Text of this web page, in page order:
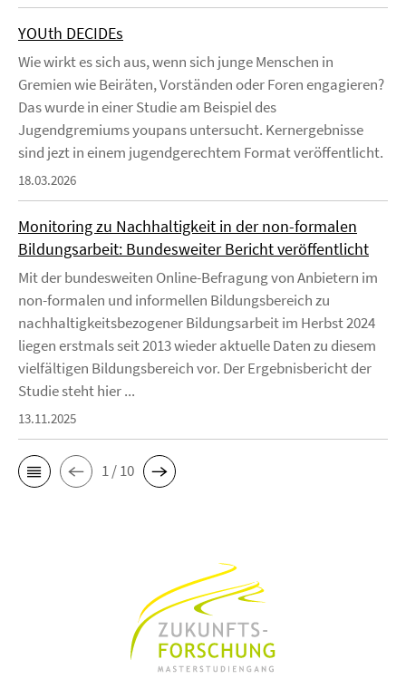
YOUth DECIDEs
Wie wirkt es sich aus, wenn sich junge Menschen in
Gremien wie Beiräten, Vorständen oder Foren engagieren?
Das wurde in einer Studie am Beispiel des
Jugendgremiums youpans untersucht. Kernergebnisse
sind jezt in einem jugendgerechtem Format veröffentlicht.
18.03.2026
Monitoring zu Nachhaltigkeit in der non-formalen
Bildungsarbeit: Bundesweiter Bericht veröffentlicht
Mit der bundesweiten Online-Befragung von Anbietern im
non-formalen und informellen Bildungsbereich zu
nachhaltigkeitsbezogener Bildungsarbeit im Herbst 2024
liegen erstmals seit 2013 wieder aktuelle Daten zu diesem
vielfältigen Bildungsbereich vor. Der Ergebnisbericht der
Studie steht hier ...
13.11.2025
1 / 10